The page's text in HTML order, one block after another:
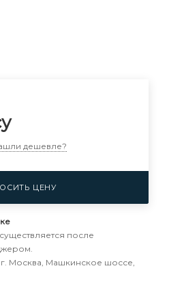
дешевле?
ЦЕНУ
после
Москва, Машкинское шоссе,